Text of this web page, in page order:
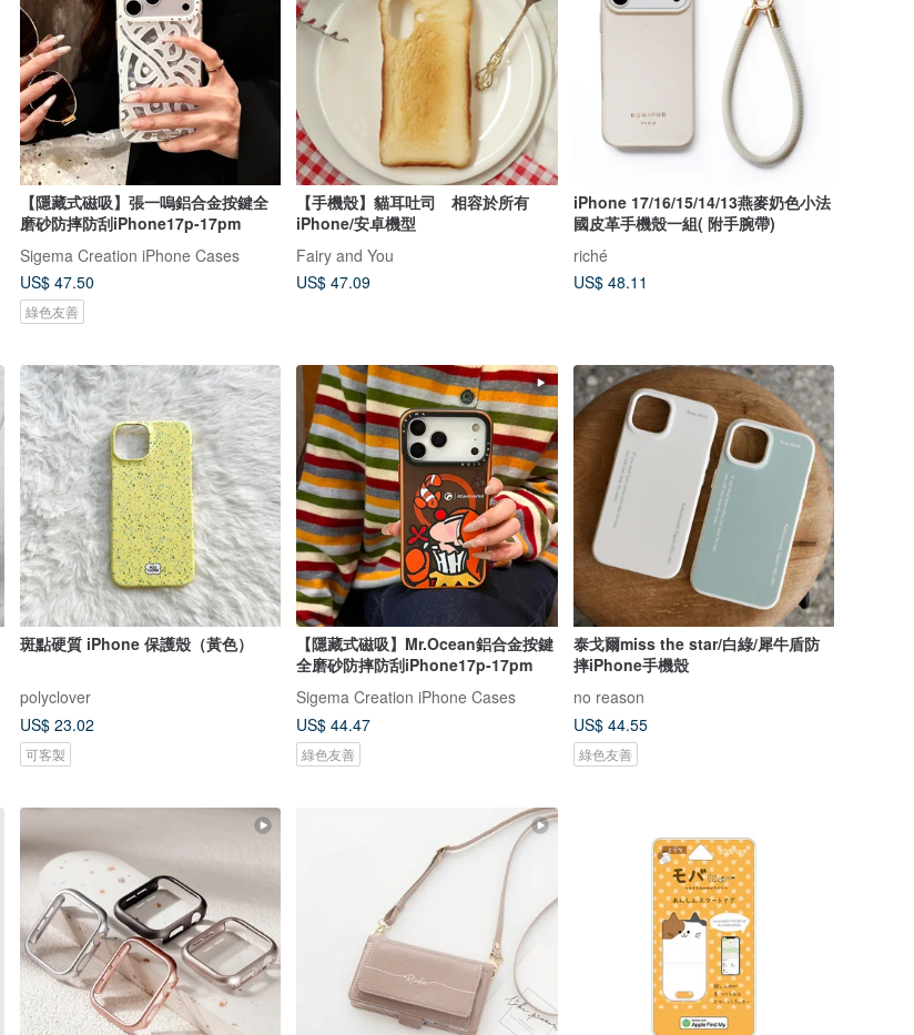
【隱藏式磁吸】張一嗚鋁合金按鍵全
磨砂防摔防刮iPhone17p-17pm
Sigema Creation iPhone Cases
US$ 47.50
綠色友善
【手機殼】貓耳吐司 相容於所有
iPhone/安卓機型
Fairy and You
US$ 47.09
iPhone 17/16/15/14/13燕麥奶色小法
國皮革手機殼一組( 附手腕帶)
riché
US$ 48.11
斑點硬質 iPhone 保護殼（黃色）
polyclover
US$ 23.02
可客製
【隱藏式磁吸】Mr.Ocean鋁合金按鍵
全磨砂防摔防刮iPhone17p-17pm
Sigema Creation iPhone Cases
US$ 44.47
綠色友善
泰戈爾miss the star/白綠/犀牛盾防
摔iPhone手機殼
no reason
US$ 44.55
綠色友善